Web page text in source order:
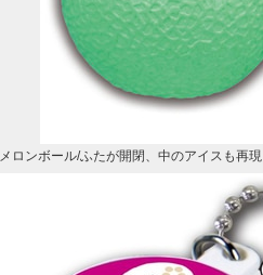
メロンボール/ふたが開閉、中のアイスも再現